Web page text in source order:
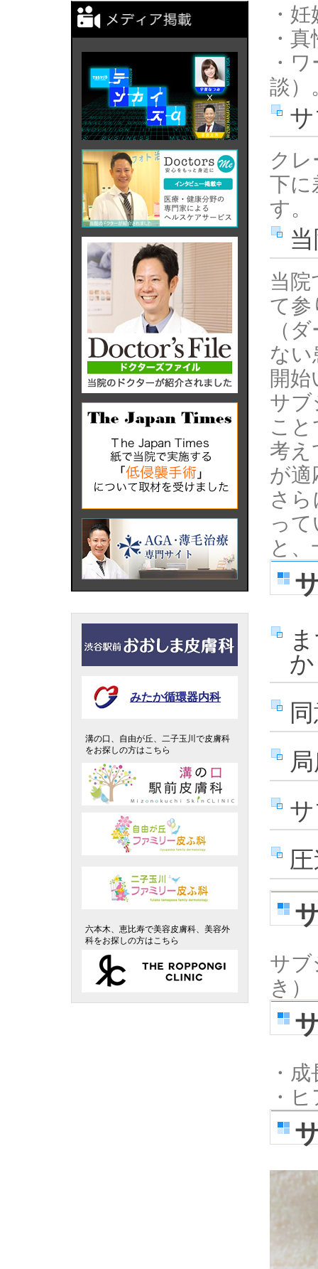
・
・
・
談）
ク
下に
す。
当院
て参
（
ない
開
サブ
こ
考え
が適
さ
っ
と
サ
き）
・
・
みたか循環器内科
溝の口、自由が丘、二子玉川で皮膚科
をお探しの方はこちら
六本木、恵比寿で美容皮膚科、美容外
科をお探しの方はこちら